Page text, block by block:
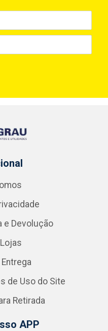
e Devolução
de Uso do Site
Retirada
APP